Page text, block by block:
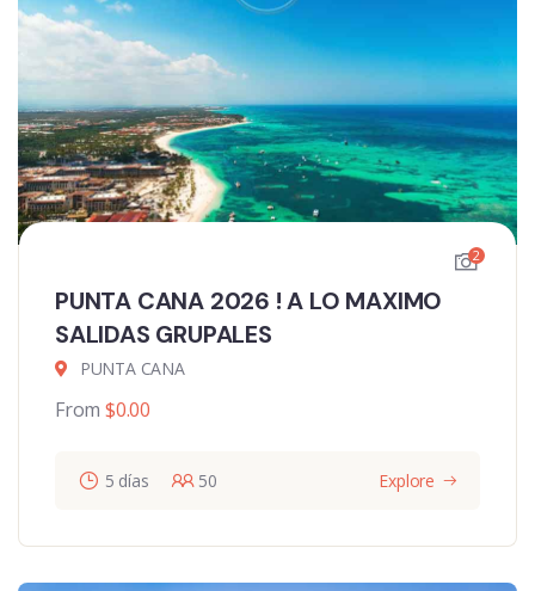
2
PUNTA CANA 2026 ! A LO MAXIMO
SALIDAS GRUPALES
PUNTA CANA
From $0.00
5 días 50 Explore